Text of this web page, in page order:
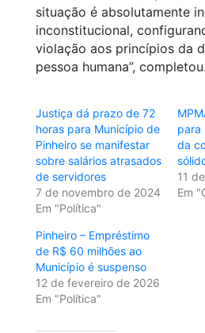
situação é absolutamente
inconstitucional,
violação aos princípios da
pessoa humana”, completou.
Justiça dá prazo de 72
horas para Município de
Pinheiro se manifestar
sobre salários atrasados
de servidores
7 de novembro de 2024
Em "Política"
para
da
11
Em
Pinheiro – Empréstimo
de R$ 60 milhões ao
Município é suspenso
12 de fevereiro de 2026
Em "Política"